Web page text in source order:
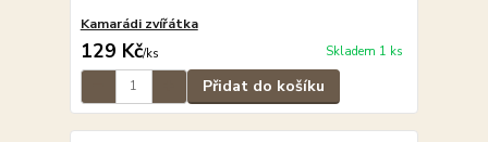
Kamarádi zvířátka
129 Kč/ks Skladem 1 ks
Přidat do košíku